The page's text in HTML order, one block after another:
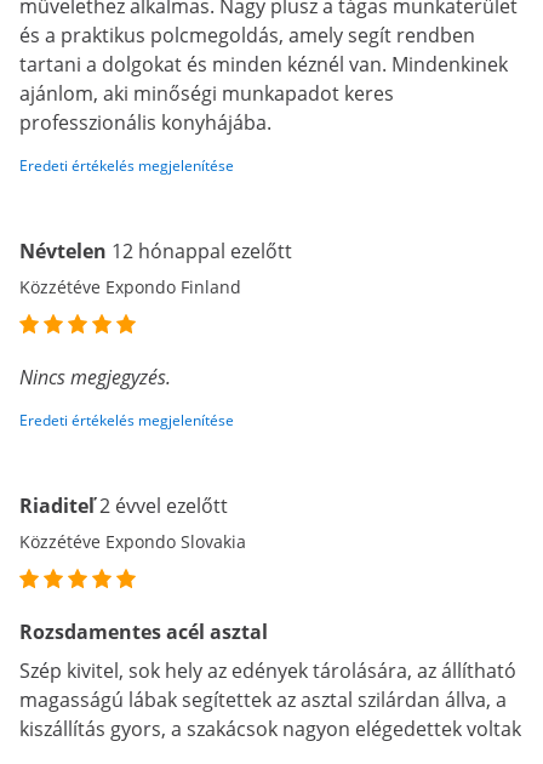
művelethez alkalmas. Nagy plusz a tágas munkaterület
és a praktikus polcmegoldás, amely segít rendben
tartani a dolgokat és minden kéznél van. Mindenkinek
ajánlom, aki minőségi munkapadot keres
professzionális konyhájába.
Eredeti értékelés megjelenítése
Névtelen 12 hónappal ezelőtt
Közzétéve Expondo Finland
Nincs megjegyzés.
Eredeti értékelés megjelenítése
Riaditeľ2 évvel ezelőtt
Közzétéve Expondo Slovakia
Rozsdamentes acél asztal
Szép kivitel, sok hely az edények tárolására, az állítható
magasságú lábak segítettek az asztal szilárdan állva, a
kiszállítás gyors, a szakácsok nagyon elégedettek voltak